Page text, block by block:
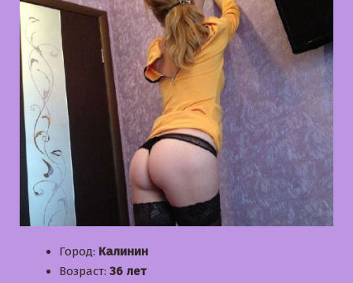
Город: Калинин
Возраст: 36 лет